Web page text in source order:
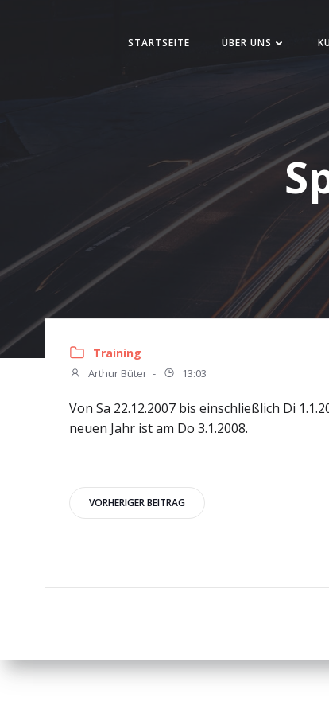
STARTSEITE ÜBER UNS
Training
Arthur Büter - 13:03
Von Sa 22.12.2007 bis einschließlich Di
neuen Jahr ist am Do 3.1.2008.
VORHERIGER BEITRAG